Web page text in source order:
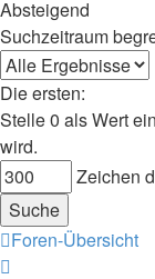
Absteigend
Suchzeitraum
Die ersten:
Stelle 0 als Wert
wird.
Zeichen
Foren-Übersicht